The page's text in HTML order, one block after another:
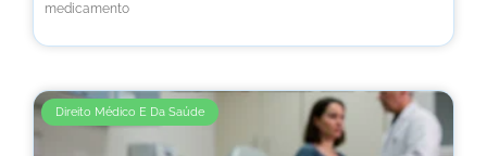
medicamento
Direito Médico E Da Saúde